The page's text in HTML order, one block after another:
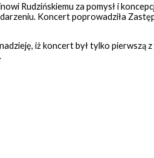
Rudzińskiemu za pomysł i
Koncert poprowadziła
iż koncert był tylko pierwszą